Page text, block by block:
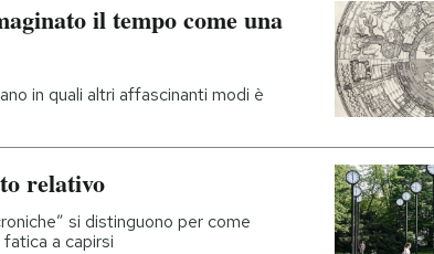
il tempo come una
in quali altri affascinanti modi è
relativo
si distinguono per come
a capirsi